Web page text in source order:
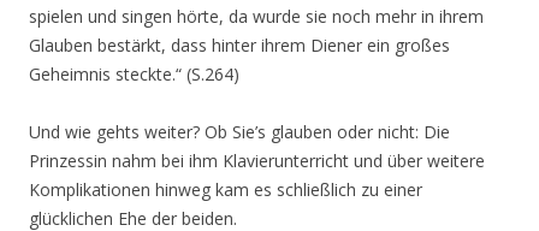
spielen und singen hörte, da wurde sie noch mehr in ihrem
Glauben bestärkt, dass hinter ihrem Diener ein großes
Geheimnis steckte.“ (S.264)
Und wie gehts weiter? Ob Sie’s glauben oder nicht: Die
Prinzessin nahm bei ihm Klavierunterricht und über weitere
Komplikationen hinweg kam es schließlich zu einer
glücklichen Ehe der beiden.